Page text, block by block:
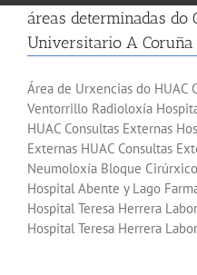
áreas determinadas do
Universitario A Coruña
Área de Urxencias do HUAC
Ventorrillo Radioloxía
HUAC Consultas Externas
Externas HUAC Consultas
Neumoloxía Bloque
Hospital Abente y Lago
Hospital Teresa Herrera
Hospital Teresa Herrera